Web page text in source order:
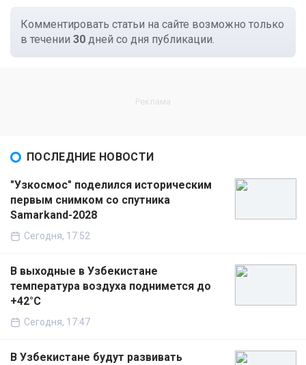
Комментировать статьи на сайте возможно только
в течении 30 дней со дня публикации.
ПОСЛЕДНИЕ НОВОСТИ
"Узкосмос" поделился историческим
первым снимком со спутника
Samarkand-2028
Сегодня, 17:52
В выходные в Узбекистане
температура воздуха поднимется до
+42°C
Сегодня, 17:47
В Узбекистане будут развивать